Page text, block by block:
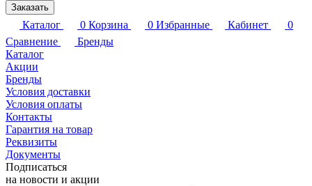
Заказать
Каталог 0 Корзина 0 Избранные Кабинет
0
Сравнение
Бренды
Каталог
Акции
Бренды
Условия доставки
Условия оплаты
Контакты
Гарантия на товар
Реквизиты
Документы
Подписаться
на новости и акции